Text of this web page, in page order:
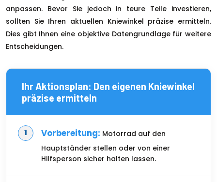
anpassen. Bevor Sie jedoch in teure Teile investieren,
sollten Sie Ihren aktuellen Kniewinkel präzise ermitteln.
Dies gibt Ihnen eine objektive Datengrundlage für weitere
Entscheidungen.
Ihr Aktionsplan: Den eigenen Kniewinkel
präzise ermitteln
Vorbereitung: Motorrad auf den
Hauptständer stellen oder von einer
Hilfsperson sicher halten lassen.